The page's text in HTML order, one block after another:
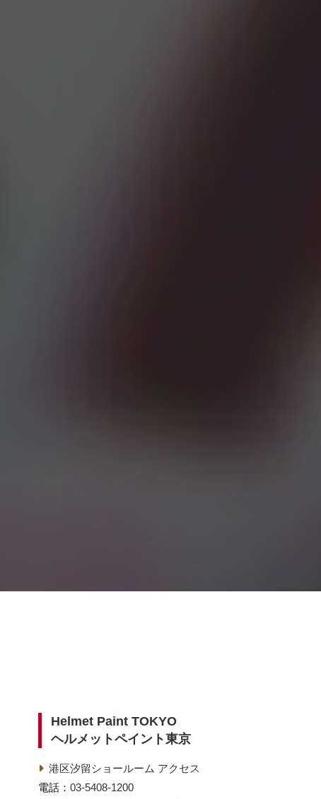
Helmet Paint TOKYO
ヘルメットペイント東京
港区汐留ショールーム アクセス
電話： 03-5408-1200